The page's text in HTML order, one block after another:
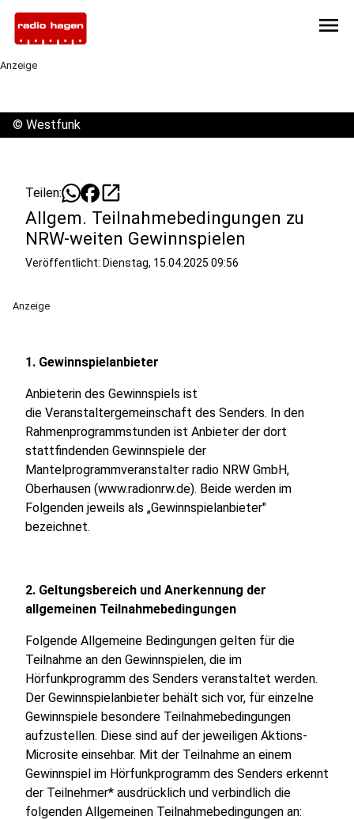
menu
Anzeige
© Westfunk
Teilen: open_in_new
Allgem. Teilnahmebedingungen zu
NRW-weiten Gewinnspielen
Veröffentlicht: Dienstag, 15.04.2025 09:56
Anzeige
1. Gewinnspielanbieter
Anbieterin des Gewinnspiels ist
die Veranstaltergemeinschaft des Senders. In den
Rahmenprogrammstunden ist Anbieter der dort
stattfindenden Gewinnspiele der
Mantelprogrammveranstalter radio NRW GmbH,
Oberhausen (www.radionrw.de). Beide werden im
Folgenden jeweils als „Gewinnspielanbieter"
bezeichnet.
2. Geltungsbereich und Anerkennung der
allgemeinen Teilnahmebedingungen
Folgende Allgemeine Bedingungen gelten für die
Teilnahme an den Gewinnspielen, die im
Hörfunkprogramm des Senders veranstaltet werden.
Der Gewinnspielanbieter behält sich vor, für einzelne
Gewinnspiele besondere Teilnahmebedingungen
aufzustellen. Diese sind auf der jeweiligen Aktions-
Microsite einsehbar. Mit der Teilnahme an einem
Gewinnspiel im Hörfunkprogramm des Senders erkennt
der Teilnehmer* ausdrücklich und verbindlich die
folgenden Allgemeinen Teilnahmebedingungen an: